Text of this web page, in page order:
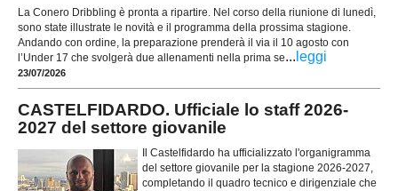
La Conero Dribbling è pronta a ripartire. Nel corso della riunione di lunedì,
sono state illustrate le novità e il programma della prossima stagione.
Andando con ordine, la preparazione prenderà il via il 10 agosto con
l’Under 17 che svolgerà due allenamenti nella prima se... leggi
23/07/2026
CASTELFIDARDO. Ufficiale lo staff 2026-
2027 del settore giovanile
Il Castelfidardo ha ufficializzato l'organigramma
del settore giovanile per la stagione 2026-2027,
completando il quadro tecnico e dirigenziale che